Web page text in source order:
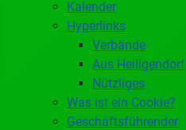
Kalender
Hyperlinks
Verbände
Aus Heiligendorf
Nützliges
Was ist ein Cookie?
Geschäftsführender